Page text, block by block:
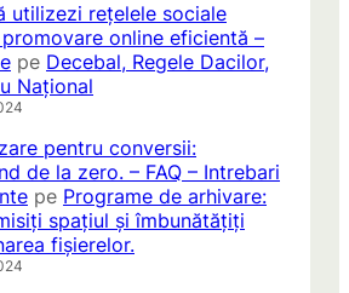
utilizezi rețelele sociale
online eficientă –
pe Decebal, Regele Dacilor,
Național
pentru conversii:
de la zero. – FAQ – Intrebari
pe Programe de arhivare:
spațiul și îmbunătățiți
fișierelor.